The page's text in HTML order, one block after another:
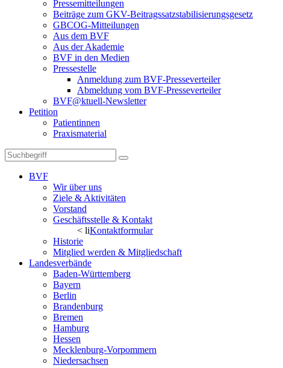
Pressemitteilungen
Beiträge zum GKV-Beitragssatzstabilisierungsgesetz
GBCOG-Mitteilungen
Aus dem BVF
Aus der Akademie
BVF in den Medien
Pressestelle
Anmeldung zum BVF-Presseverteiler
Abmeldung vom BVF-Presseverteiler
BVF@ktuell-Newsletter
Petition
Patientinnen
Praxismaterial
BVF
Wir über uns
Ziele & Aktivitäten
Vorstand
Geschäftsstelle & Kontakt
< liKontaktformular
Historie
Mitglied werden & Mitgliedschaft
Landesverbände
Baden-Württemberg
Bayern
Berlin
Brandenburg
Bremen
Hamburg
Hessen
Mecklenburg-Vorpommern
Niedersachsen